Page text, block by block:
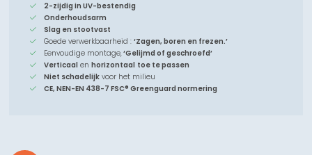
2-zijdig in UV-bestendig
Onderhoudsarm
Slag en stootvast
Goede verwerkbaarheid :‘Zagen, boren en frezen.’
Eenvoudige montage,‘Gelijmd of geschroefd’
Verticaal enhorizontaal toe te passen
Niet schadelijk voor het milieu
CE, NEN-EN 438-7 FSC® Greenguard normering